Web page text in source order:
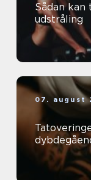
Sådan
udstråling
07. august